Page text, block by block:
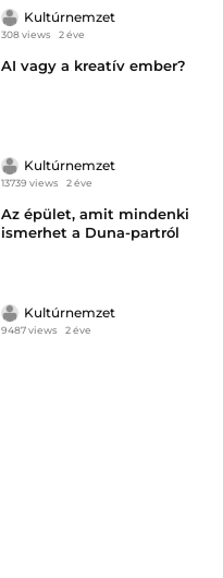
Kultúrnemzet
308 views 2 éve
AI vagy a kreatív ember?
Kultúrnemzet
13739 views 2 éve
Az épület, amit mindenki
ismerhet a Duna-partról
Kultúrnemzet
9487 views 2 éve